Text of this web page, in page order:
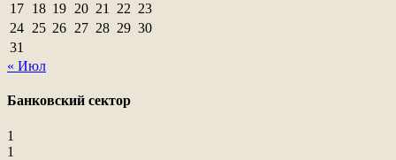
17 18 19 20 21 22 23
24 25 26 27 28 29 30
31
« Июл
Банковский сектор
1
1